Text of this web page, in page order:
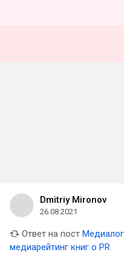
Dmitriy Mironov
26.08.2021
Ответ на пост
медиарейтинг книг о PR